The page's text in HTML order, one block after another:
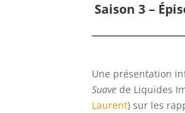
Saison 3 –
Une présentation
Suavede Liquides
Laurent) sur les